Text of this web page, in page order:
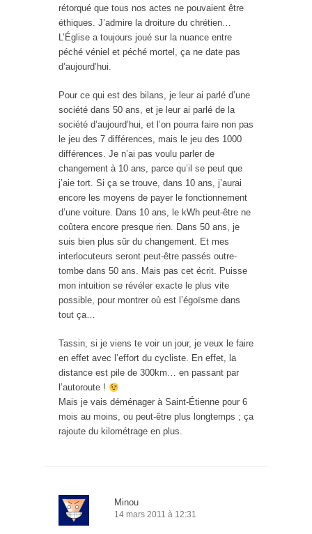
rétorqué que tous nos actes ne pouvaient être
éthiques. J’admire la droiture du chrétien…
L’Église a toujours joué sur la nuance entre
péché véniel et péché mortel, ça ne date pas
d’aujourd’hui.
Pour ce qui est des bilans, je leur ai parlé d’une
société dans 50 ans, et je leur ai parlé de la
société d’aujourd’hui, et l’on pourra faire non pas
le jeu des 7 différences, mais le jeu des 1000
différences. Je n’ai pas voulu parler de
changement à 10 ans, parce qu’il se peut que
j’aie tort. Si ça se trouve, dans 10 ans, j’aurai
encore les moyens de payer le fonctionnement
d’une voiture. Dans 10 ans, le kWh peut-être ne
coûtera encore presque rien. Dans 50 ans, je
suis bien plus sûr du changement. Et mes
interlocuteurs seront peut-être passés outre-
tombe dans 50 ans. Mais pas cet écrit. Puisse
mon intuition se révéler exacte le plus vite
possible, pour montrer où est l’égoïsme dans
tout ça…
Tassin, si je viens te voir un jour, je veux le faire
en effet avec l’effort du cycliste. En effet, la
distance est pile de 300km… en passant par
l’autoroute !
Mais je vais déménager à Saint-Étienne pour 6
mois au moins, ou peut-être plus longtemps ; ça
rajoute du kilométrage en plus.
Minou
14 mars 2011 à 12:31